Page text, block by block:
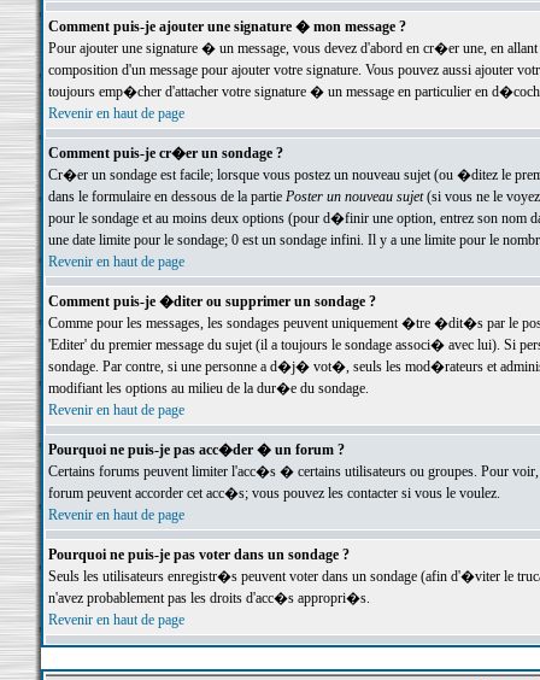
Comment puis-je ajouter une signature � mon message ?
Pour ajouter une signature � un message, vous devez d'abord en cr�er une, en
composition d'un message pour ajouter votre signature. Vous pouvez aussi ajouter
toujours emp�cher d'attacher votre signature � un message en particulier en
Revenir en haut de page
Comment puis-je cr�er un sondage ?
Cr�er un sondage est facile; lorsque vous postez un nouveau sujet (ou �ditez le
dans le formulaire en dessous de la partie Poster un nouveau sujet(si vous ne le voyez
pour le sondage et au moins deux options (pour d�finir une option, entrez son nom
une date limite pour le sondage; 0 est un sondage infini. Il y a une limite pour le
Revenir en haut de page
Comment puis-je �diter ou supprimer un sondage ?
Comme pour les messages, les sondages peuvent uniquement �tre �dit�s par le
'Editer' du premier message du sujet (il a toujours le sondage associ� avec lui). Si
sondage. Par contre, si une personne a d�j� vot�, seuls les mod�rateurs et
modifiant les options au milieu de la dur�e du sondage.
Revenir en haut de page
Pourquoi ne puis-je pas acc�der � un forum ?
Certains forums peuvent limiter l'acc�s � certains utilisateurs ou groupes. Pour
forum peuvent accorder cet acc�s; vous pouvez les contacter si vous le voulez.
Revenir en haut de page
Pourquoi ne puis-je pas voter dans un sondage ?
Seuls les utilisateurs enregistr�s peuvent voter dans un sondage (afin d'�viter le
n'avez probablement pas les droits d'acc�s appropri�s.
Revenir en haut de page